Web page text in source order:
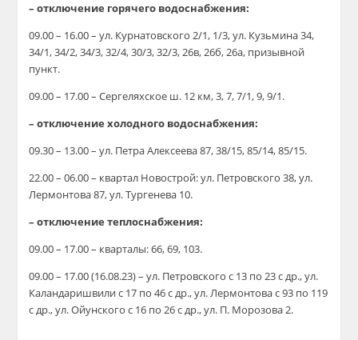
– отключение горячего водоснабжения:
09.00 – 16.00 – ул. Курнатовского 2/1, 1/3, ул. Кузьмина 34,
34/1, 34/2, 34/3, 32/4, 30/3, 32/3, 26в, 26б, 26а, призывной
пункт.
09.00 – 17.00 – Сергеляхское ш. 12 км, 3, 7, 7/1, 9, 9/1.
– отключение холодного водоснабжения:
09.30 – 13.00 – ул. Петра Алексеева 87, 38/15, 85/14, 85/15.
22.00 – 06.00 – квартал Новострой: ул. Петровского 38, ул.
Лермонтова 87, ул. Тургенева 10.
– отключение теплоснабжения:
09.00 – 17.00 – кварталы: 66, 69, 103.
09.00 – 17.00 (16.08.23) – ул. Петровского с 13 по 23 с др., ул.
Каландаришвили с 17 по 46 с др., ул. Лермонтова с 93 по 119
с др., ул. Ойунского с 16 по 26 с др., ул. П. Морозова 2.